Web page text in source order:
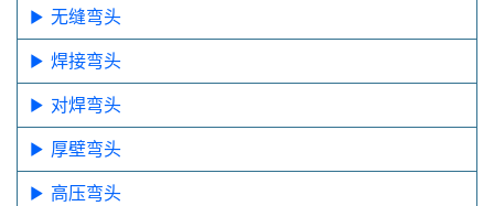
无缝弯头
焊接弯头
对焊弯头
厚壁弯头
高压弯头